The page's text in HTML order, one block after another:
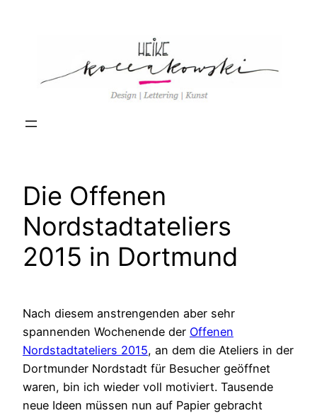
Die Offenen
Nordstadtateliers
2015 in Dortmund
Nach diesem anstrengenden aber sehr
spannenden Wochenende der Offenen
Nordstadtateliers 2015, an dem die Ateliers in der
Dortmunder Nordstadt für Besucher geöffnet
waren, bin ich wieder voll motiviert. Tausende
neue Ideen müssen nun auf Papier gebracht